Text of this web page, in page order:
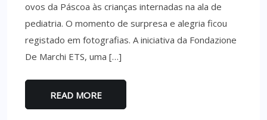
ovos da Páscoa às crianças internadas na ala de
pediatria. O momento de surpresa e alegria ficou
registado em fotografias. A iniciativa da Fondazione
De Marchi ETS, uma […]
READ MORE